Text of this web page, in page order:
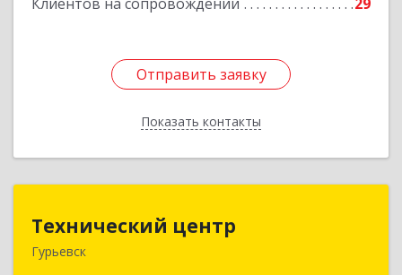
Отправить заявку
Показать контакты
Отправить заявку
Назад
Технический центр
Гурьевск